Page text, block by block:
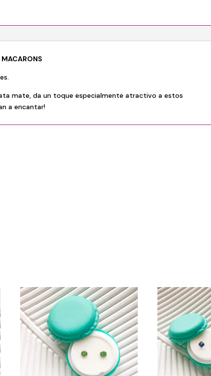
MACARONS
mate, da un toque especialmente atractivo a estos
a encantar!